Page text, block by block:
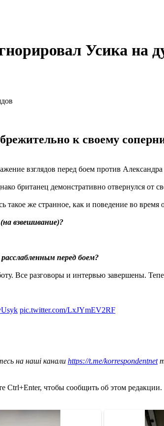
Усика на
к своему
взглядов перед боем против Александра
британец демонстративно отвернулся от
же странное, как и поведение во время
взвешивание)?
перед боем?
Все разговоры и интервью завершены.
pic.twitter.com/LxJYmEV2RF
на наші канали https://t.me/korrespondentnet
Ctrl+Enter, чтобы сообщить об этом редакции.